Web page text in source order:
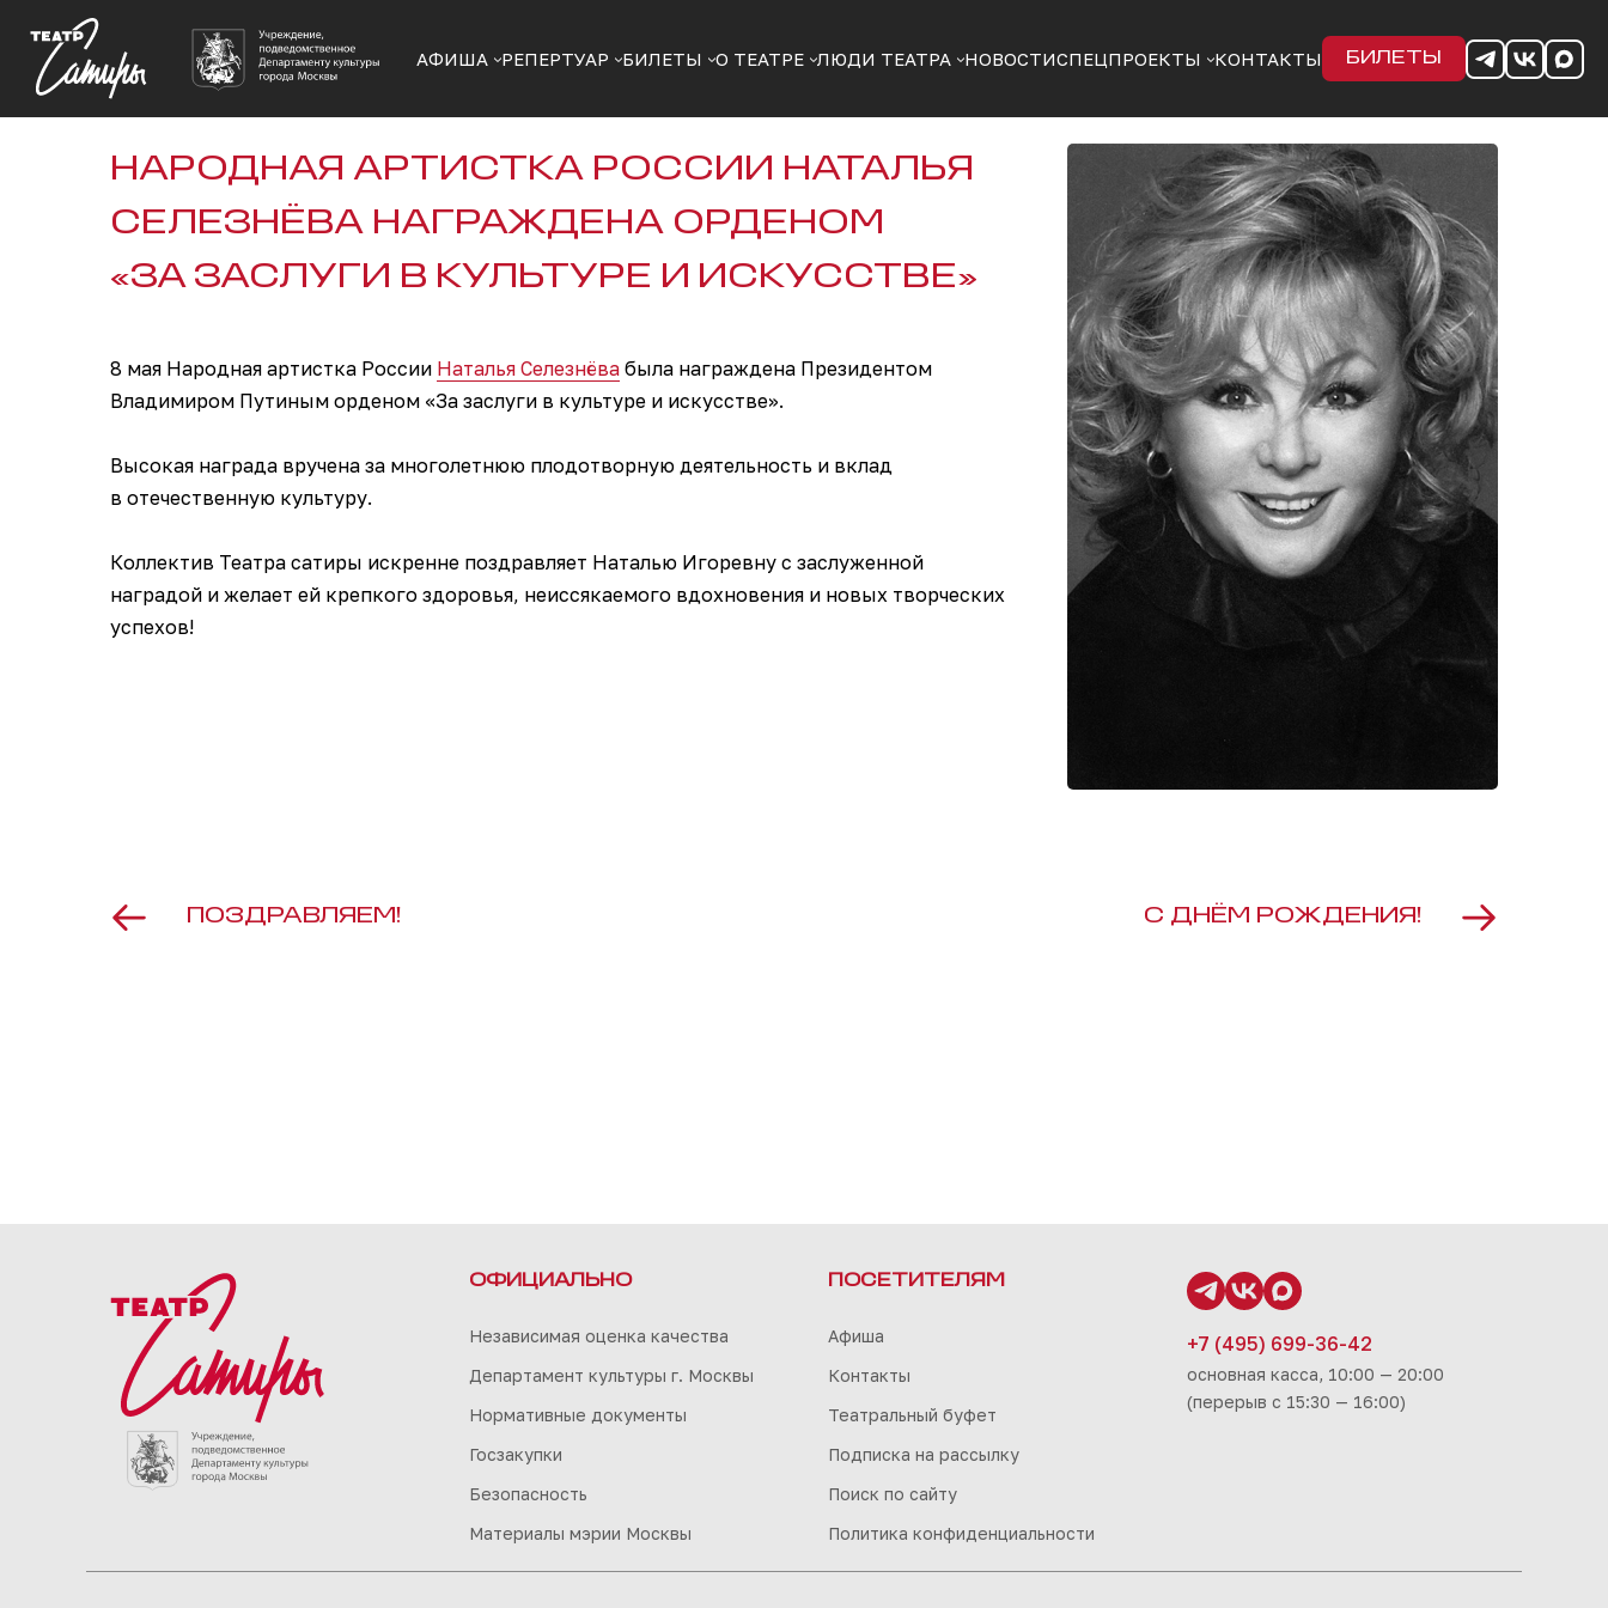
АФИША РЕПЕРТУАР БИЛЕТЫ О ТЕАТРЕ ЛЮДИ ТЕАТРА НОВОСТИСПЕЦПРОЕКТЫ КОНТАКТЫ БИЛЕТЫ
НАРОДНАЯ АРТИСТКА РОССИИ НАТАЛЬЯ
СЕЛЕЗНЁВА НАГРАЖДЕНА ОРДЕНОМ
«ЗА ЗАСЛУГИ В КУЛЬТУРЕ И ИСКУССТВЕ»
8 мая Народная артистка России Наталья Селезнёва была награждена Президентом
Владимиром Путиным орденом «За заслуги в культуре и искусстве».
Высокая награда вручена за многолетнюю плодотворную деятельность и вклад
в отечественную культуру.
Коллектив Театра сатиры искренне поздравляет Наталью Игоревну с заслуженной
наградой и желает ей крепкого здоровья, неиссякаемого вдохновения и новых творческих
успехов!
ПОЗДРАВЛЯЕМ! С ДНЁМ РОЖДЕНИЯ!
ОФИЦИАЛЬНО
Независимая оценка качества
Департамент культуры г. Москвы
Нормативные документы
Госзакупки
Безопасность
Материалы мэрии Москвы
ПОСЕТИТЕЛЯМ
Афиша
Контакты
Театральный буфет
Подписка на рассылку
Поиск по сайту
Политика конфиденциальности
+7 (495) 699-36-42
основная касса, 10:00 — 20:00
(перерыв с 15:30 — 16:00)